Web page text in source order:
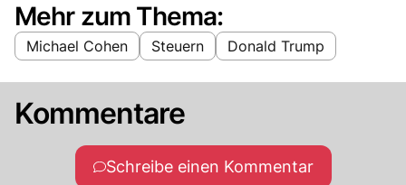
Mehr zum Thema:
Michael Cohen Steuern Donald Trump
Kommentare
Schreibe einen Kommentar